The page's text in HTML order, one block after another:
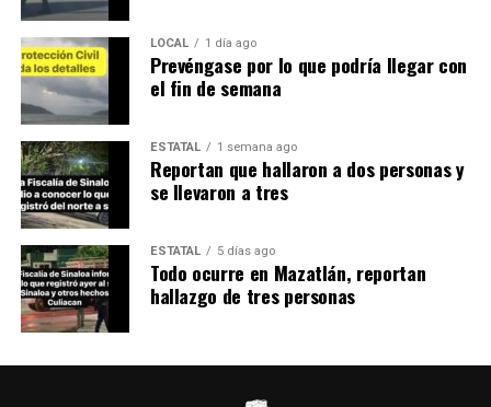
LOCAL 1 día ago
Prevéngase por lo que podría llegar con
el fin de semana
ESTATAL 1 semana ago
Reportan que hallaron a dos personas y
se llevaron a tres
ESTATAL 5 días ago
Todo ocurre en Mazatlán, reportan
hallazgo de tres personas